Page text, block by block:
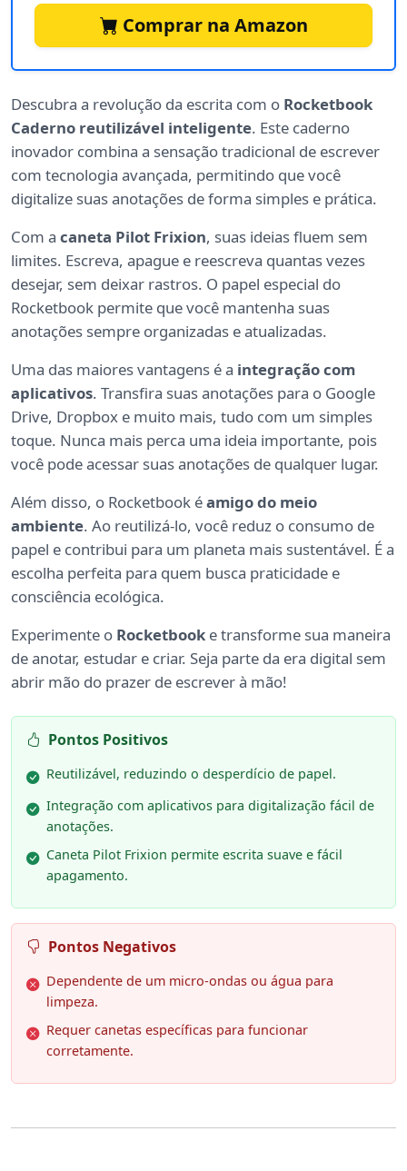
Comprar na Amazon
Descubra a revolução da escrita com o Rocketbook
Caderno reutilizável inteligente. Este caderno
inovador combina a sensação tradicional de escrever
com tecnologia avançada, permitindo que você
digitalize suas anotações de forma simples e prática.
Com a caneta Pilot Frixion, suas ideias fluem sem
limites. Escreva, apague e reescreva quantas vezes
desejar, sem deixar rastros. O papel especial do
Rocketbook permite que você mantenha suas
anotações sempre organizadas e atualizadas.
Uma das maiores vantagens é a integração com
aplicativos. Transfira suas anotações para o Google
Drive, Dropbox e muito mais, tudo com um simples
toque. Nunca mais perca uma ideia importante, pois
você pode acessar suas anotações de qualquer lugar.
Além disso, o Rocketbook éamigo do meio
ambiente. Ao reutilizá-lo, você reduz o consumo de
papel e contribui para um planeta mais sustentável. É a
escolha perfeita para quem busca praticidade e
consciência ecológica.
Experimente o Rocketbook e transforme sua maneira
de anotar, estudar e criar. Seja parte da era digital sem
abrir mão do prazer de escrever à mão!
Pontos Positivos
Reutilizável, reduzindo o desperdício de papel.
Integração com aplicativos para digitalização fácil de
anotações.
Caneta Pilot Frixion permite escrita suave e fácil
apagamento.
Pontos Negativos
Dependente de um micro-ondas ou água para
limpeza.
Requer canetas específicas para funcionar
corretamente.